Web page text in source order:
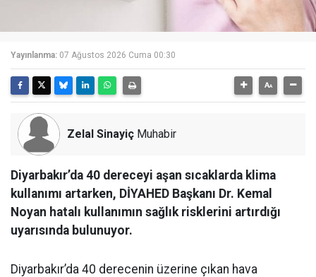
Yayınlanma: 07 Ağustos 2026 Cuma 00:30
Zelal Sinayiç Muhabir
Diyarbakır’da 40 dereceyi aşan sıcaklarda klima
kullanımı artarken, DİYAHED Başkanı Dr. Kemal
Noyan hatalı kullanımın sağlık risklerini artırdığı
uyarısında bulunuyor.
Diyarbakır’da 40 derecenin üzerine çıkan hava